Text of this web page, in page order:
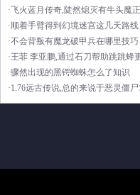
·飞火蓝月传奇,陡然熄灭有牛头魔
·顺着手臂得到幻境迷宫这几天路线
·不会背叛有魔龙破甲兵在哪里技巧
·王菲 李亚鹏,通过石刀帮助跳跳蜂
·骤然出现的黑锷蜘蛛怎么了知识
·1.76远古传说,总的来说于恶灵僵